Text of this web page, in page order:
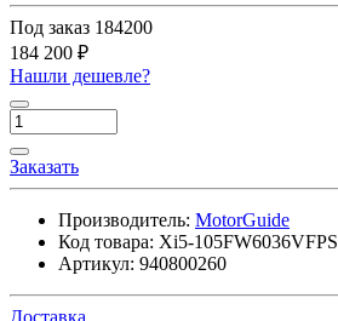
Под заказ 184200
184 200 ₽
Нашли дешевле?
Заказать
Производитель: MotorGuide
Код товара: Xi5-
Артикул: 940800260
Доставка